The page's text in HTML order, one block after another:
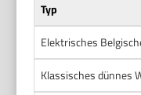
Typ
Elektrisches
Klassisches dünnes